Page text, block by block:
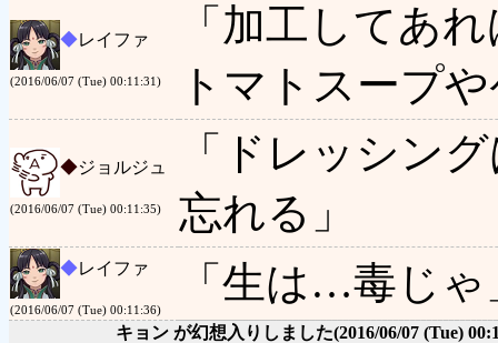
◆レイファ
(2016/06/07 (Tue) 00:11:31)
「加工してあ
トマトスープ
◆ジョルジュ
(2016/06/07 (Tue) 00:11:35)
「ドレッシン
忘れる」
◆レイファ
(2016/06/07 (Tue) 00:11:36)
「生は…毒じゃ
キョン が幻想入りしました(2016/06/07 (Tue)